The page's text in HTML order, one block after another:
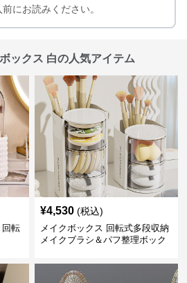
にお読みください。
ックス 白の人気アイテム
回転
¥4,530 (税込)
メイクボックス 回転式多段収納
メイクブラシ＆パフ整理ボック